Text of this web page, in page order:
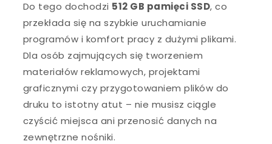
Do tego dochodzi 512 GB pamięci SSD, co
przekłada się na szybkie uruchamianie
programów i komfort pracy z dużymi plikami.
Dla osób zajmujących się tworzeniem
materiałów reklamowych, projektami
graficznymi czy przygotowaniem plików do
druku to istotny atut – nie musisz ciągle
czyścić miejsca ani przenosić danych na
zewnętrzne nośniki.